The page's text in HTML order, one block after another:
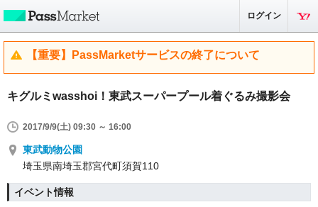
ログイン
【重要】PassMarketサービスの終了について
キグルミwasshoi！東武スーパープール着ぐるみ撮影会
2017/9/9(土) 09:30 ～ 16:00
東武動物公園
埼玉県南埼玉郡宮代町須賀110
イベント情報